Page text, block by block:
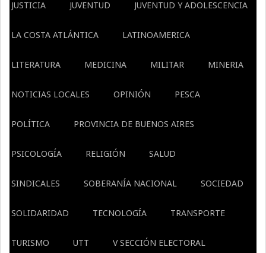
JUSTICIA JUVENTUD JUVENTUD Y ADOLESCENCIA
LA COSTA ATLÁNTICA LATINOAMERICA
LITERATURA MEDICINA MILITAR MINERIA
NOTICIAS LOCALES OPINIÓN PESCA
POLÍTICA PROVINCIA DE BUENOS AIRES
PSICOLOGÍA RELIGIÓN SALUD
SINDICALES SOBERANÍA NACIONAL SOCIEDAD
SOLIDARIDAD TECNOLOGÍA TRANSPORTE
TURISMO UTT V SECCIÓN ELECTORAL